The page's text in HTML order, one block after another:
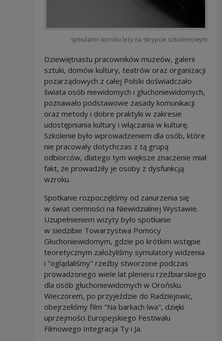
symulator wzroku leży na skrypcie szkoleniowym
Dziewiętnastu pracowników muzeów, galerii
sztuki, domów kultury, teatrów oraz organizacji
pozarządowych z całej Polski doświadczało
świata osób niewidomych i głuchoniewidomych,
poznawało podstawowe zasady komunikacji
oraz metody i dobre praktyki w zakresie
udostępniania kultury i włączania w kulturę.
Szkolenie było wprowadzeniem dla osób, które
nie pracowały dotychczas z tą grupą
odbiorców, dlatego tym większe znaczenie miał
fakt, że prowadziły je osoby z dysfunkcją
wzroku.
Spotkanie rozpoczęliśmy od zanurzenia się
w świat ciemności na Niewidzialnej Wystawie.
Uzupełnieniem wizyty było spotkanie
w siedzibie Towarzystwa Pomocy
Głuchoniewidomym, gdzie po krótkim wstępie
teoretycznym założyliśmy symulatory widzenia
i "oglądaliśmy" rzeźby stworzone podczas
prowadzonego wiele lat pleneru rzeźbiarskiego
dla osób głuchoniewidomych w Orońsku.
Wieczorem, po przyjeździe do Radziejowic,
obejrzeliśmy film "Na barkach lwa", dzięki
uprzejmości Europejskiego Festiwalu
Filmowego Integracja Ty i Ja.